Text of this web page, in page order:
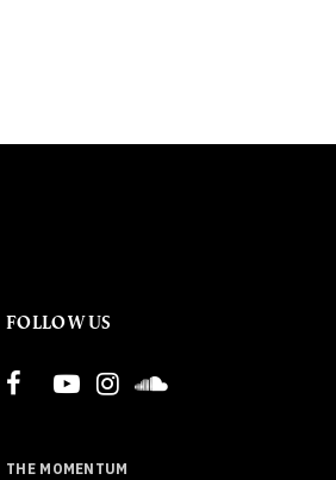
FOLLOW US
THE MOMENTUM